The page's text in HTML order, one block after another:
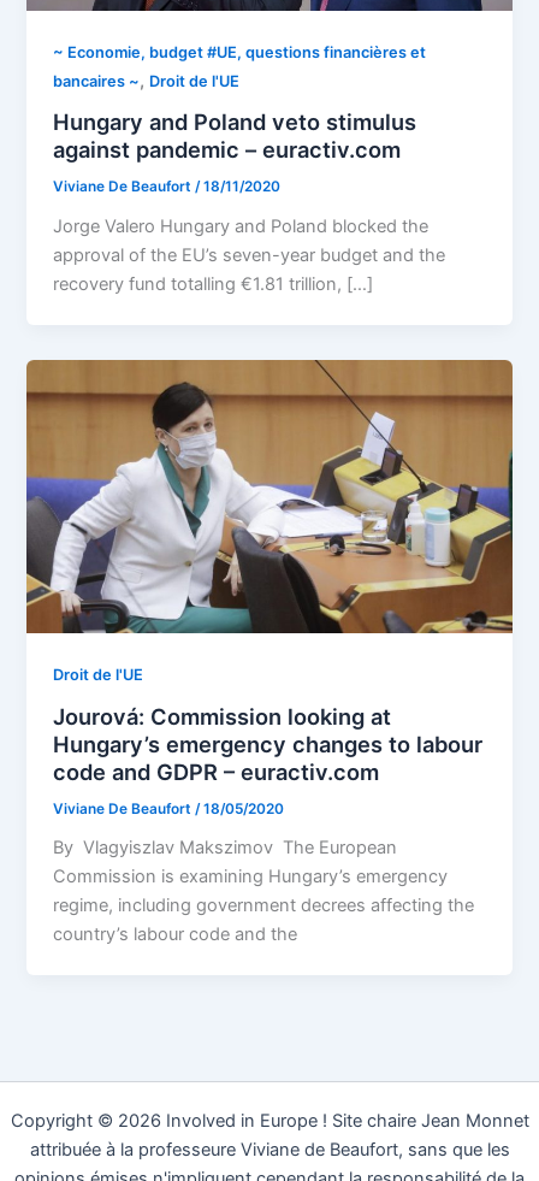
~ Economie, budget #UE, questions financières et
bancaires ~, Droit de l'UE
Hungary and Poland veto stimulus
against pandemic – euractiv.com
Viviane De Beaufort/18/11/2020
Jorge Valero Hungary and Poland blocked the
approval of the EU’s seven-year budget and the
recovery fund totalling €1.81 trillion, […]
Droit de l'UE
Jourová: Commission looking at
Hungary’s emergency changes to labour
code and GDPR – euractiv.com
Viviane De Beaufort /18/05/2020
By Vlagyiszlav Makszimov The European
Commission is examining Hungary’s emergency
regime, including government decrees affecting the
country’s labour code and the
Copyright © 2026 Involved in Europe ! Site chaire Jean Monnet
attribuée à la professeure Viviane de Beaufort, sans que les